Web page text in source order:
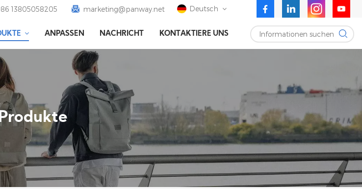
13805058205 marketing@panway.net Deutsch
English
Español
ANPASSEN NACHRICHT KONTAKTIERE UNS Informationen suchen